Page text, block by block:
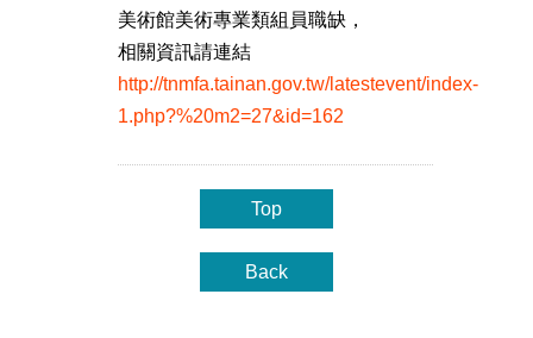
美術館美術專業類組員職缺，
相關資訊請連結
http://tnmfa.tainan.gov.tw/latestevent/index-
1.php?%20m2=27&id=162
Top
Back